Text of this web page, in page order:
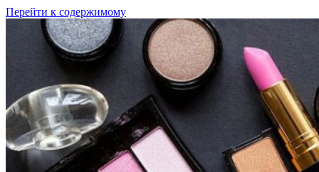
Перейти к содержимому